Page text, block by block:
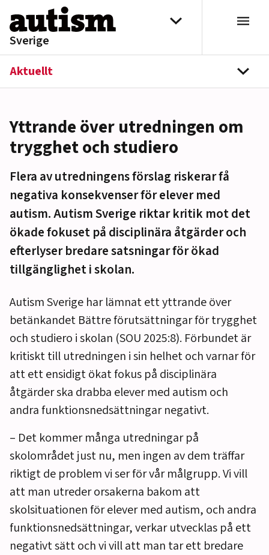
Hoppa till innehåll
Sverige
Välj distrikt
Aktuellt
Yttrande över utredningen om
trygghet och studiero
Flera av utredningens förslag riskerar få
negativa konsekvenser för elever med
autism. Autism Sverige riktar kritik mot det
ökade fokuset på disciplinära åtgärder och
efterlyser bredare satsningar för ökad
tillgänglighet i skolan.
Autism Sverige har lämnat ett yttrande över
betänkandet Bättre förutsättningar för trygghet
och studiero i skolan (SOU 2025:8). Förbundet är
kritiskt till utredningen i sin helhet och varnar för
att ett ensidigt ökat fokus på disciplinära
åtgärder ska drabba elever med autism och
andra funktionsnedsättningar negativt.
– Det kommer många utredningar på
skolområdet just nu, men ingen av dem träffar
riktigt de problem vi ser för vår målgrupp. Vi vill
att man utreder orsakerna bakom att
skolsituationen för elever med autism, och andra
funktionsnedsättningar, verkar utvecklas på ett
negativt sätt och vi vill att man tar ett bredare